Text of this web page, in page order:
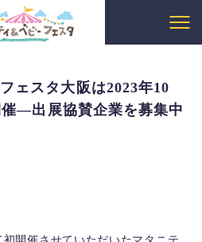
ェスタ大阪は2023年10
―出展協賛企業を募集中